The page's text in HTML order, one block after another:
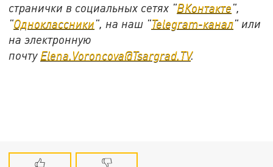
странички в социальных сетях "ВКонтакте",
"Одноклассники", на наш "Telegram-канал" или
на электронную
почту Elena.Voroncova@Tsargrad.TV.